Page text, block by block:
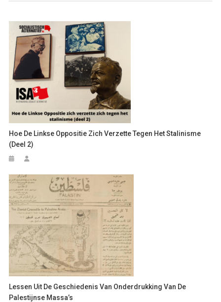
Hoe De Linkse Oppositie Zich Verzette Tegen Het Stalinisme
(deel 2)
Lessen Uit De Geschiedenis Van Onderdrukking Van De
Palestijnse Massa’s